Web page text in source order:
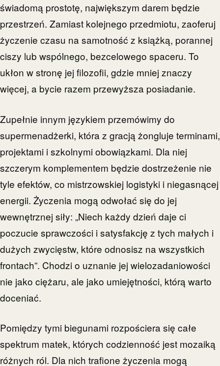
świadomą prostotę, największym darem będzie
przestrzeń. Zamiast kolejnego przedmiotu, zaoferuj
życzenie czasu na samotność z książką, porannej
ciszy lub wspólnego, bezcelowego spaceru. To
ukłon w stronę jej filozofii, gdzie mniej znaczy
więcej, a bycie razem przewyższa posiadanie.
Zupełnie innym językiem przemówimy do
supermenadżerki, która z gracją żongluje terminami,
projektami i szkolnymi obowiązkami. Dla niej
szczerym komplementem będzie dostrzeżenie nie
tyle efektów, co mistrzowskiej logistyki i niegasnącej
energii. Życzenia mogą odwołać się do jej
wewnętrznej siły: „Niech każdy dzień daje ci
poczucie sprawczości i satysfakcję z tych małych i
dużych zwycięstw, które odnosisz na wszystkich
frontach”. Chodzi o uznanie jej wielozadaniowości
nie jako ciężaru, ale jako umiejętności, którą warto
doceniać.
Pomiędzy tymi biegunami rozpościera się całe
spektrum matek, których codzienność jest mozaiką
różnych ról. Dla nich trafione życzenia mogą